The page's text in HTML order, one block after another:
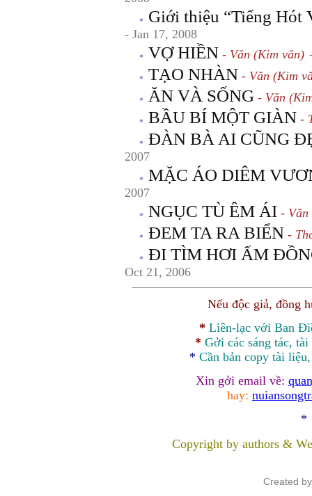
Giới thiệu “Tiếng Hót
- Jan 17, 2008
VỢ HIỀN - Văn (Kim văn)
TẠO NHÀN - Văn (Kim
ĂN VÀ SỐNG - Văn
BẦU BÍ MỘT GIÀN -
ĐÀN BÀ AI CŨNG
2007
MẶC ÁO DIÊM
2007
NGỤC TÙ ÊM ÁI - Văn
ÐEM TA RA BIỂN -
ĐI TÌM HƠI ẤM
Oct 21, 2006
Nếu độc giả, đồng
* Liên-lạc với Ban
* Gởi các sáng tác,
* Cần bản copy tài
Xin gởi email về:
hay:
*
Copyright by authors &
Created